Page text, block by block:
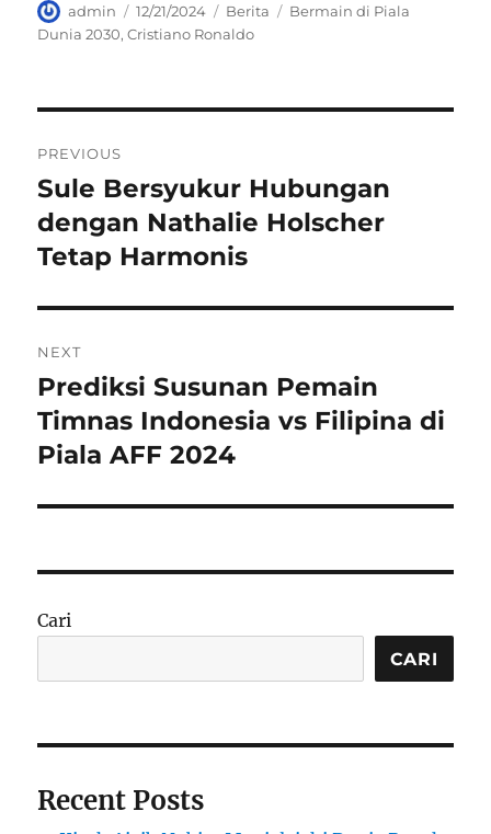
Author
admin
Posted
on
12/21/2024 Categories
Berita Tags
Bermain di Piala
Dunia 2030,Cristiano Ronaldo
pos
PREVIOUS
Previous
post:
Sule Bersyukur Hubungan
dengan Nathalie Holscher
Tetap Harmonis
NEXT
Next
post:
Prediksi Susunan Pemain
Timnas Indonesia vs Filipina di
Piala AFF 2024
Cari
CARI
Recent Posts